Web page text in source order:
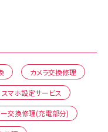
カメラ交換修理
スマホ設定サービス
ー交換修理(充電部分)